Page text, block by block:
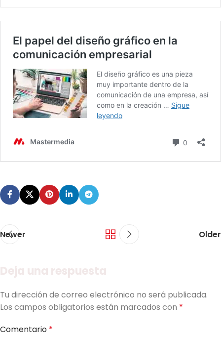
Newer Older
Tu dirección de correo electrónico no será publicada.
Los campos obligatorios están marcados con *
Comentario *